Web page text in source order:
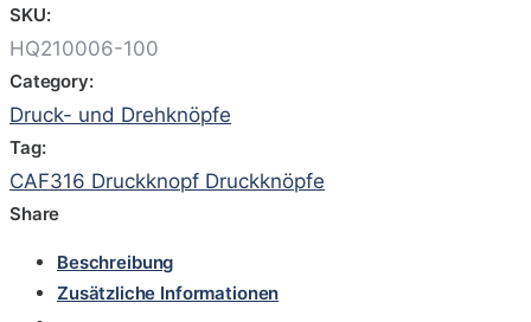
SKU:
HQ210006-100
Category:
Druck- und Drehknöpfe
Tag:
CAF316 Druckknopf Druckknöpfe
Share
Beschreibung
Zusätzliche Informationen